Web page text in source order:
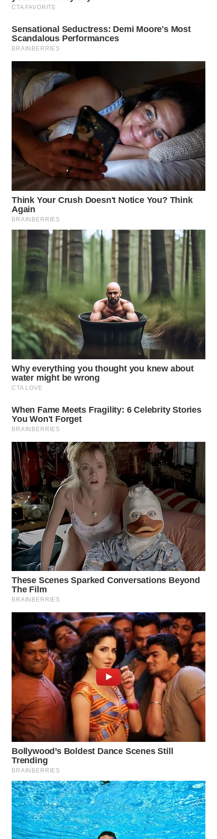
WN
WN
NATUNA
WN
BINTAN
MANDALIKA
WN
LIKUPANG
WN
LABUANBAJO
WN
BORNEO
Wahana
WAHANA
NEWS
WAHANA
TANI
WAHANA
ADVOKAT
INFRASTRUKTUR
KONSUMEN
WAHANA
LISTRIK
WAHANA
TRAVEL
WAHANA
TV
WAHANANEWS
ID
WAHANANEWS
CO ID
WAHANANEWS
NET
WAHANA
SPORT
WAHANA
UMKM
WAHANA
SELEB
WAHANA
PERSONA
WAHANA